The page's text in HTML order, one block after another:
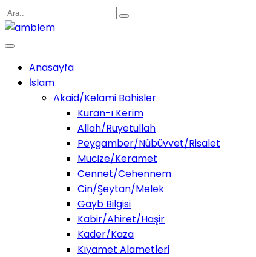
Anasayfa
İslam
Akaid/Kelami Bahisler
Kuran-ı Kerim
Allah/Ruyetullah
Peygamber/Nübüvvet/Risalet
Mucize/Keramet
Cennet/Cehennem
Cin/Şeytan/Melek
Gayb Bilgisi
Kabir/Ahiret/Haşir
Kader/Kaza
Kıyamet Alametleri